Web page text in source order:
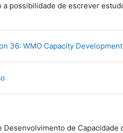
possibilidade de escrever
36: WMO Capacity
de Capacidade